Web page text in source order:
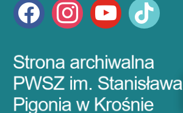
facebook instagram youtube tiktok